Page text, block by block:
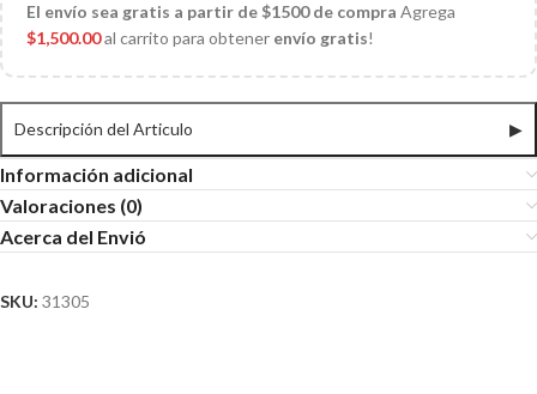
El envío sea gratis a partir de $1500 de compra Agrega
$1,500.00al carrito para obtener envío gratis!
Descripción del Articulo ▶
Información adicional
Valoraciones (0)
Acerca del Envió
SKU: 31305